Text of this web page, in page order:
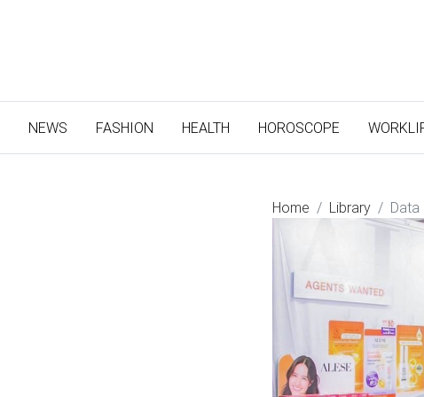
NEWS (CURRENT)
FASHION HEALTH HOROSCOPE
Home Library Data